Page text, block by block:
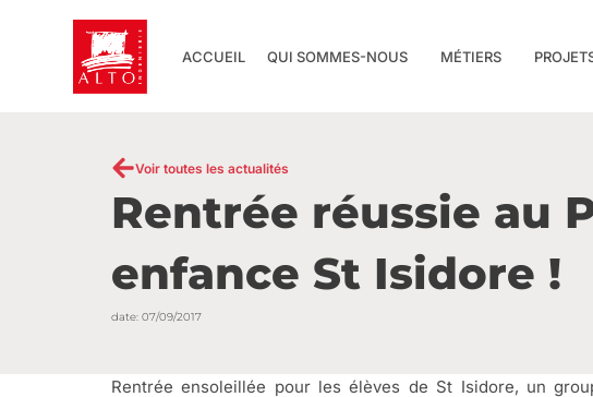
ACCUEIL QUI SOMMES-NOUS MÉTIERS
Voir toutes les actualités
Rentrée réussie au
enfance St Isidore !
date: 07/09/2017
Rentrée ensoleillée pour les élèves de St Isidore, un